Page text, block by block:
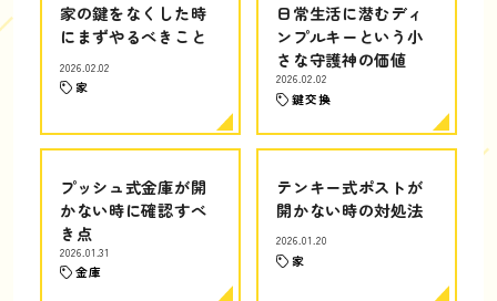
家の鍵をなくした時
にまずやるべきこと
2026.02.02
家
日常生活に潜むディ
ンプルキーという小
さな守護神の価値
2026.02.02
鍵交換
プッシュ式金庫が開
かない時に確認すべ
き点
2026.01.31
金庫
テンキー式ポストが
開かない時の対処法
2026.01.20
家